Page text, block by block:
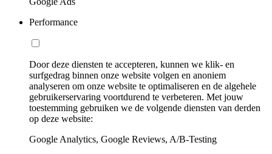
Performance
Door deze diensten te accepteren, kunnen we klik- en
surfgedrag binnen onze website volgen en anoniem
analyseren om onze website te optimaliseren en de algehele
gebruikerservaring voortdurend te verbeteren. Met jouw
toestemming gebruiken we de volgende diensten van derden
op deze website:
Google Analytics, Google Reviews, A/B-Testing